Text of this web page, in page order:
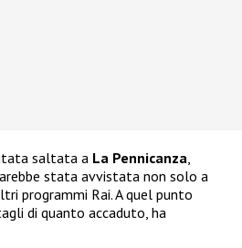
saltata a La Pennicanza
stata avvistata non solo a
programmi Rai. A quel punto
di quanto accaduto, ha